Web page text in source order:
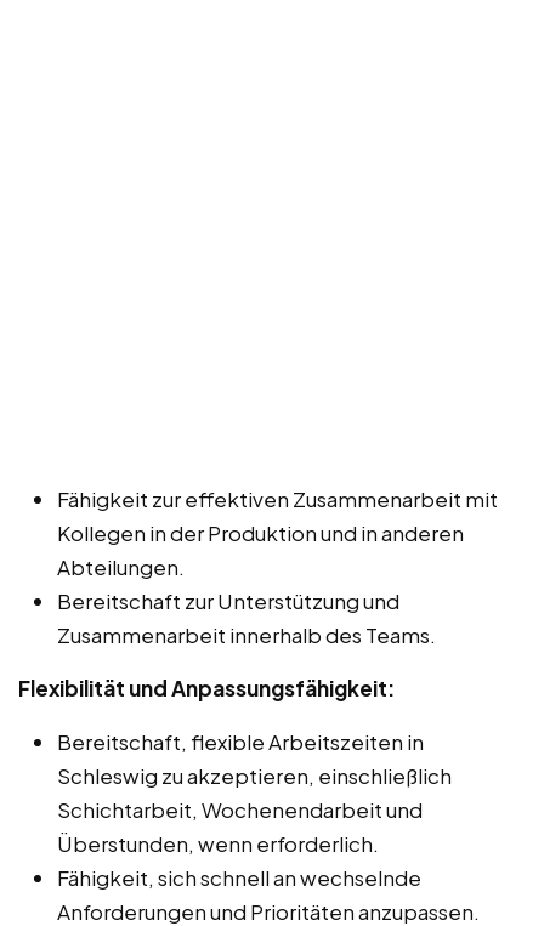
Fähigkeit zur effektiven Zusammenarbeit mit
Kollegen in der Produktion und in anderen
Abteilungen.
Bereitschaft zur Unterstützung und
Zusammenarbeit innerhalb des Teams.
Flexibilität und Anpassungsfähigkeit:
Bereitschaft, flexible Arbeitszeiten in
Schleswig zu akzeptieren, einschließlich
Schichtarbeit, Wochenendarbeit und
Überstunden, wenn erforderlich.
Fähigkeit, sich schnell an wechselnde
Anforderungen und Prioritäten anzupassen.